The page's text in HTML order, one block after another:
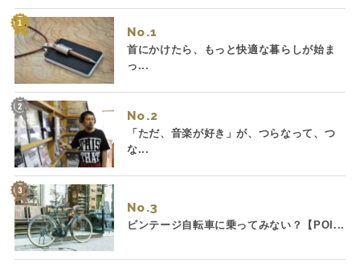
No.
首にかけたら、もっと快適な暮らしが始ま
っ...
No.
「ただ、音楽が好き」が、つらなって、つ
な...
No.
ビンテージ自転車に乗ってみない？【POI...